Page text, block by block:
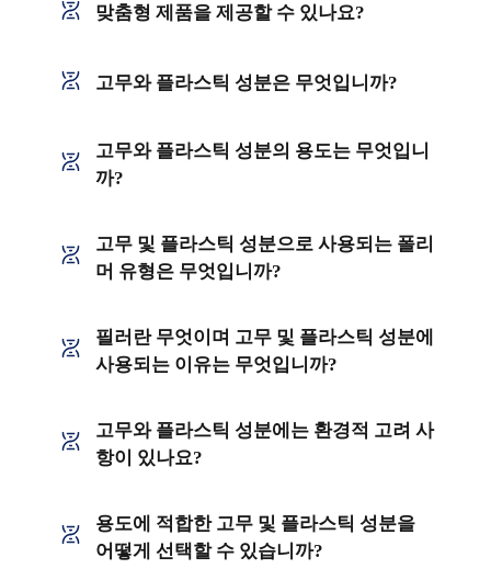
맞춤형 제품을 제공할 수 있나요?
고무와 플라스틱 성분은 무엇입니까?
고무와 플라스틱 성분의 용도는 무엇입니
까?
고무 및 플라스틱 성분으로 사용되는 폴리
머 유형은 무엇입니까?
필러란 무엇이며 고무 및 플라스틱 성분에
사용되는 이유는 무엇입니까?
고무와 플라스틱 성분에는 환경적 고려 사
항이 있나요?
용도에 적합한 고무 및 플라스틱 성분을
어떻게 선택할 수 있습니까?